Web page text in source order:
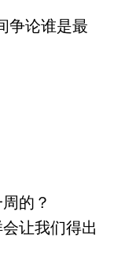
争论谁是最
的？
让我们得出